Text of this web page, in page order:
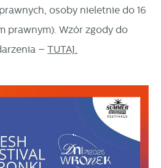
osoby nieletnie do 16
prawnym). Wzór zgody do
– TUTAJ.